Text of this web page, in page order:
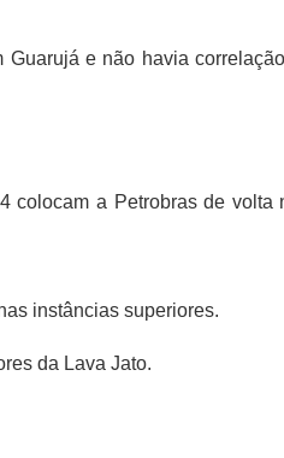
e não havia
colocam a Petrobras de volta
instâncias superiores.
da Lava Jato.